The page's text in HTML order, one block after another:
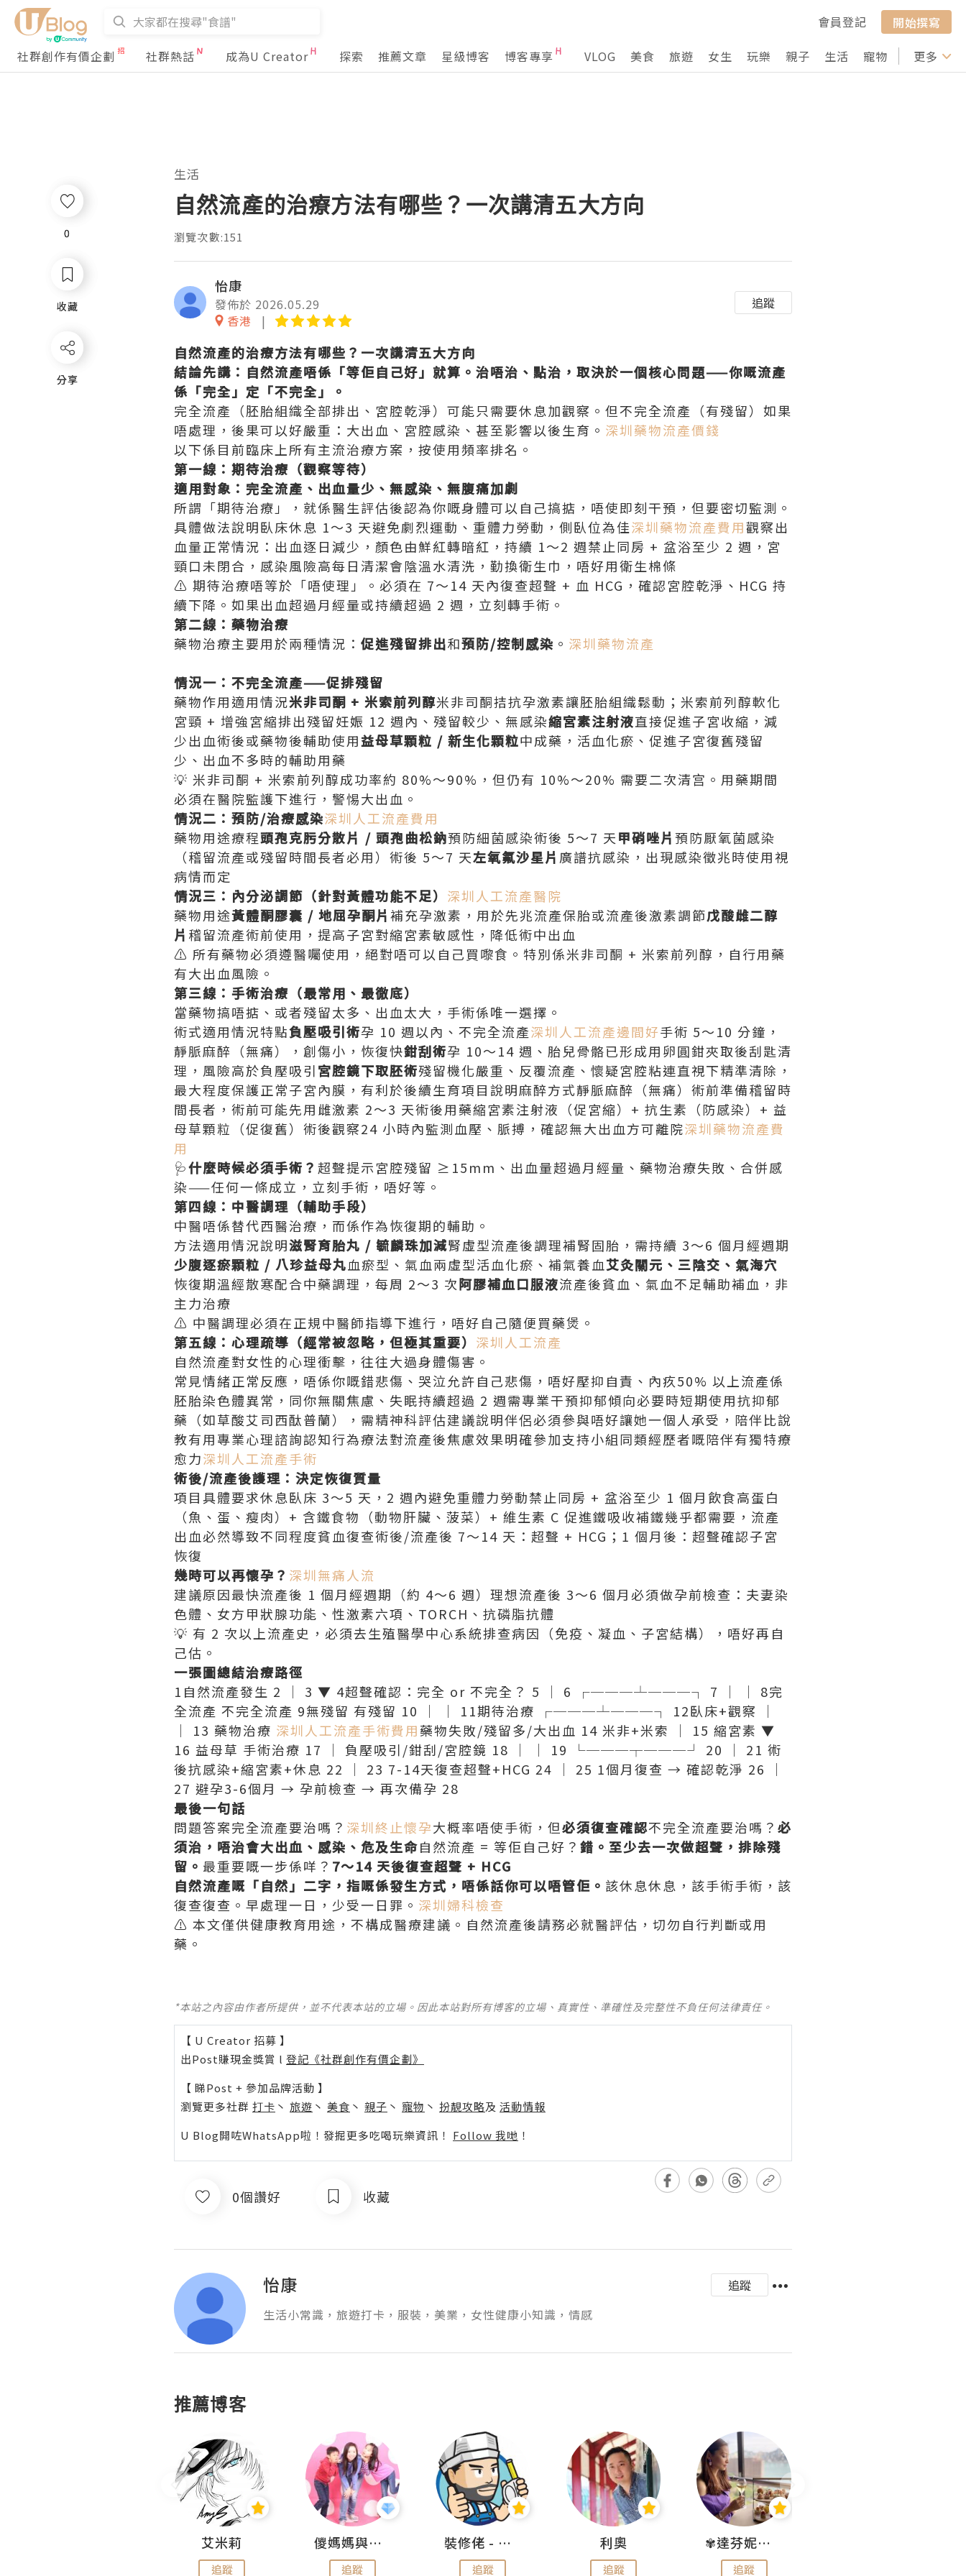
會員登記
開始撰寫
社群創作有價企劃
社群熱話 成為U Creator 探索 推薦文章 星級博客 博客專享 VLOG 美食 旅遊 女生 玩樂 親子 生活 寵物 行山 打卡
更多
0
收藏
分享
生活
自然流產的治療方法有哪些？一次講清五大方向
瀏覽次數:151
怡康
發佈於 2026.05.29
香港
追蹤
自然流產的治療方法有哪些？一次講清五大方向
結論先講：自然流產唔係「等佢自己好」就算。治唔治、點治，取決於一個核心問題——你嘅流產
係「完全」定「不完全」。
完全流產（胚胎組織全部排出、宮腔乾淨）可能只需要休息加觀察。但不完全流產（有殘留）如果
唔處理，後果可以好嚴重：大出血、宮腔感染、甚至影響以後生育。 深圳藥物流產價錢
以下係目前臨床上所有主流治療方案，按使用頻率排名。
第一線：期待治療（觀察等待）
適用對象：完全流產、出血量少、無感染、無腹痛加劇
所謂「期待治療」，就係醫生評估後認為你嘅身體可以自己搞掂，唔使即刻干預，但要密切監測。
具體做法說明臥床休息 1～3 天避免劇烈運動、重體力勞動，側臥位為佳深圳藥物流產費用觀察出
血量正常情況：出血逐日減少，顏色由鮮紅轉暗紅，持續 1～2 週禁止同房 + 盆浴至少 2 週，宮
頸口未閉合，感染風險高每日清潔會陰溫水清洗，勤換衛生巾，唔好用衛生棉條
⚠️ 期待治療唔等於「唔使理」。必須在 7～14 天內復查超聲 + 血 HCG，確認宮腔乾淨、HCG 持
續下降。如果出血超過月經量或持續超過 2 週，立刻轉手術。
第二線：藥物治療
藥物治療主要用於兩種情況： 促進殘留排出和預防/控制感染 。 深圳藥物流產
情況一：不完全流產——促排殘留
藥物作用適用情況米非司酮 + 米索前列醇米非司酮拮抗孕激素讓胚胎組織鬆動；米索前列醇軟化
宮頸 + 增強宮縮排出殘留妊娠 12 週內、殘留較少、無感染縮宮素注射液直接促進子宮收縮，減
少出血術後或藥物後輔助使用益母草顆粒 / 新生化顆粒中成藥，活血化瘀、促進子宮復舊殘留
少、出血不多時的輔助用藥
💡 米非司酮 + 米索前列醇成功率約 80%～90%，但仍有 10%～20% 需要二次清宫。用藥期間
必須在醫院監護下進行，警惕大出血。
情況二：預防/治療感染深圳人工流產費用
藥物用途療程頭孢克肟分散片 / 頭孢曲松鈉預防細菌感染術後 5～7 天甲硝唑片 預防厭氧菌感染
（稽留流產或殘留時間長者必用）術後 5～7 天左氧氟沙星片 廣譜抗感染，出現感染徵兆時使用視
病情而定
情況三：內分泌調節（針對黃體功能不足） 深圳人工流產醫院
藥物用途黃體酮膠囊 / 地屈孕酮片補充孕激素，用於先兆流產保胎或流產後激素調節戊酸雌二醇
片 稽留流產術前使用，提高子宮對縮宮素敏感性，降低術中出血
⚠️ 所有藥物必須遵醫囑使用，絕對唔可以自己買嚟食。特別係米非司酮 + 米索前列醇，自行用藥
有大出血風險。
第三線：手術治療（最常用、最徹底）
當藥物搞唔掂、或者殘留太多、出血太大，手術係唯一選擇。
術式適用情況特點負壓吸引術孕 10 週以內、不完全流產深圳人工流產邊間好手術 5～10 分鐘，
靜脈麻醉（無痛），創傷小，恢復快鉗刮術孕 10～14 週、胎兒骨骼已形成用卵圓鉗夾取後刮匙清
理，風險高於負壓吸引宮腔鏡下取胚術殘留機化嚴重、反覆流產、懷疑宮腔粘連直視下精準清除，
最大程度保護正常子宮內膜，有利於後續生育項目說明麻醉方式靜脈麻醉（無痛）術前準備稽留時
間長者，術前可能先用雌激素 2～3 天術後用藥縮宮素注射液（促宮縮）+ 抗生素（防感染）+ 益
母草顆粒（促復舊）術後觀察24 小時內監測血壓、脈搏，確認無大出血方可離院深圳藥物流產費
用
🩺什麼時候必須手術？ 超聲提示宮腔殘留 ≥15mm、出血量超過月經量、藥物治療失敗、合併感
染——任何一條成立，立刻手術，唔好等。
第四線：中醫調理（輔助手段）
中醫唔係替代西醫治療，而係作為恢復期的輔助。
方法適用情況說明滋腎育胎丸 / 毓麟珠加減腎虛型流產後調理補腎固胎，需持續 3～6 個月經週期
少腹逐瘀顆粒 / 八珍益母丸血瘀型、氣血兩虛型活血化瘀、補氣養血艾灸關元、三陰交、氣海穴
恢復期溫經散寒配合中藥調理，每周 2～3 次阿膠補血口服液流產後貧血、氣血不足輔助補血，非
主力治療
⚠️ 中醫調理必須在正規中醫師指導下進行，唔好自己隨便買藥煲。
第五線：心理疏導（經常被忽略，但極其重要） 深圳人工流產
自然流產對女性的心理衝擊，往往大過身體傷害。
常見情緒正常反應，唔係你嘅錯悲傷、哭泣允許自己悲傷，唔好壓抑自責、內疚50% 以上流產係
胚胎染色體異常，同你無關焦慮、失眠持續超過 2 週需專業干預抑郁傾向必要時短期使用抗抑郁
藥（如草酸艾司西酞普蘭），需精神科評估建議說明伴侶必須參與唔好讓她一個人承受，陪伴比說
教有用專業心理諮詢認知行為療法對流產後焦慮效果明確參加支持小組同類經歷者嘅陪伴有獨特療
愈力深圳人工流產手術
術後/流產後護理：決定恢復質量
項目具體要求休息臥床 3～5 天，2 週內避免重體力勞動禁止同房 + 盆浴至少 1 個月飲食高蛋白
（魚、蛋、瘦肉）+ 含鐵食物（動物肝臟、菠菜）+ 維生素 C 促進鐵吸收補鐵幾乎都需要，流產
出血必然導致不同程度貧血復查術後/流產後 7～14 天：超聲 + HCG；1 個月後：超聲確認子宮
恢復
幾時可以再懷孕？ 深圳無痛人流
建議原因最快流產後 1 個月經週期（約 4～6 週）理想流產後 3～6 個月必須做孕前檢查：夫妻染
色體、女方甲狀腺功能、性激素六項、TORCH、抗磷脂抗體
💡 有 2 次以上流產史，必須去生殖醫學中心系統排查病因（免疫、凝血、子宮結構），唔好再自
己估。
一張圖總結治療路徑
1自然流產發生 2 │ 3 ▼ 4超聲確認：完全 or 不完全？ 5 │ 6 ┌───┴───┐ 7 │ │ 8完
全流產 不完全流產 9無殘留 有殘留 10 │ │ 11期待治療 ┌───┴───┐ 12臥床+觀察 │
│ 13 藥物治療 深圳人工流產手術費用藥物失敗/殘留多/大出血 14 米非+米索 │ 15 縮宮素 ▼
16 益母草 手術治療 17 │ 負壓吸引/鉗刮/宮腔鏡 18 │ │ 19 └───┬───┘ 20 │ 21 術
後抗感染+縮宮素+休息 22 │ 23 7-14天復查超聲+HCG 24 │ 25 1個月復查 → 確認乾淨 26 │
27 避孕3-6個月 → 孕前檢查 → 再次備孕 28
最後一句話
問題答案完全流產要治嗎？ 深圳終止懷孕大概率唔使手術，但必須復查確認不完全流產要治嗎？ 必
須治，唔治會大出血、感染、危及生命自然流產 = 等佢自己好？ 錯。至少去一次做超聲，排除殘
留。 最重要嘅一步係咩？ 7～14 天後復查超聲 + HCG
自然流產嘅「自然」二字，指嘅係發生方式，唔係話你可以唔管佢。 該休息休息，該手術手術，該
復查復查。早處理一日，少受一日罪。 深圳婦科檢查
⚠️ 本文僅供健康教育用途，不構成醫療建議。自然流產後請務必就醫評估，切勿自行判斷或用
藥。
*本站之內容由作者所提供，並不代表本站的立場。因此本站對所有博客的立場、真實性、準確性及完整性不負任何法律責任。
【 U Creator 招募 】
出Post賺現金獎賞 l 登記《社群創作有價企劃》
【 睇Post + 參加品牌活動 】
瀏覽更多社群 打卡 丶 旅遊 丶 美食 丶 親子 丶 寵物 丶 扮靚攻略及 活動情報
U Blog開咗WhatsApp啦！發掘更多吃喝玩樂資訊！ Follow 我哋 ！
0個讚好 收藏
怡康
追蹤
生活小常識，旅遊打卡，服裝，美業，女性健康小知識，情感
推薦博客
艾米莉
追蹤
儍媽媽與兩隻小魔怪之家
追蹤
裝修佬 - 香港一站式網上裝修平台
追蹤
利奧
追蹤
✾達芬妮•愛孩子•愛生活✾
追蹤
0
收藏
分享